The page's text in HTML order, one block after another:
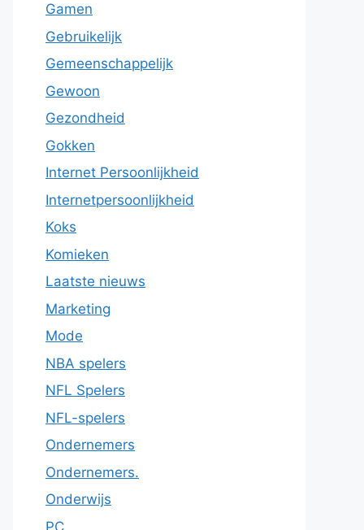
Gamen
Gebruikelijk
Gemeenschappelijk
Gewoon
Gezondheid
Gokken
Internet Persoonlijkheid
Internetpersoonlijkheid
Koks
Komieken
Laatste nieuws
Marketing
Mode
NBA spelers
NFL Spelers
NFL-spelers
Ondernemers
Ondernemers.
Onderwijs
PC